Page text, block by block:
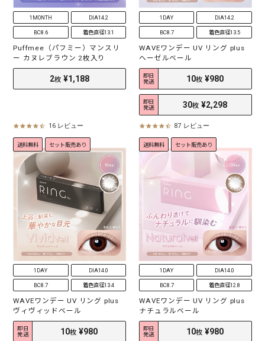
1MONTH DIA14.2
BC8.6 着色直径13.1
Puffmee（パフミー）マンスリ
ー カヌレブラウン 2枚入り
2枚
.
s
t
a
r
r
t
i
n
g
16 レビュー
1DAY DIA14.2
BC8.7 着色直径13.5
WAVEワンデー UV リング plus
ヘーゼルベール
即日
発送
10 枚¥980
即日
発送
枚 ¥2,298
4
.
r
a
t
i
n
g
87 レビュー
送料無料 セット販売あり
1DAY DIA14.0
BC8.7 着色直径13.4
WAVEワンデー UV リング plus
ヴィヴィッドベール
即日
発送
送料無料 セット販売あり
1DAY DIA14.0
BC8.7 着色直径12.8
WAVEワンデー UV リング plus
ナチュラルベール
即日
発送